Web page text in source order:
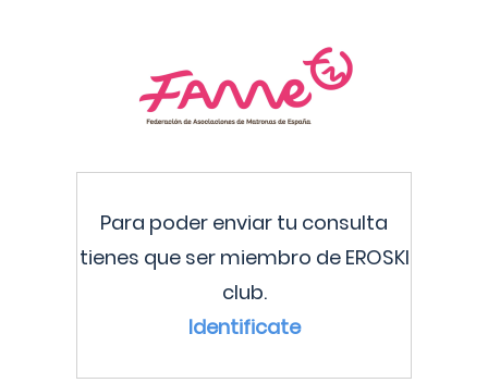
Para poder enviar tu consulta
tienes que ser miembro de EROSKI
club.
Identificate